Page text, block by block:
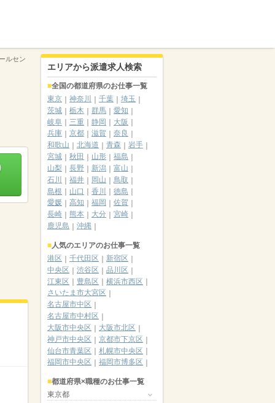
ルセン
エリアから派遣求人検索
全国の都道府県のお仕事一覧
東京
神奈川 千葉
埼玉
茨城
栃木 群馬
愛知
岐阜
三重 静岡
大阪
兵庫
京都 滋賀
奈良
和歌山
北海道 青森
岩手
宮城
秋田 山形
福島
山梨
長野 新潟
富山
石川
福井 岡山
鳥取
島根
山口 香川
徳島
愛媛
高知 福岡
佐賀
長崎
熊本 大分
宮崎
鹿児島
沖縄
人気のエリアのお仕事一覧
港区
千代田区
新宿区
中央区
渋谷区
品川区
江東区
豊島区
横浜市西区
さいたま市大宮区
名古屋市中区
名古屋市中村区
大阪市中央区
大阪市北区
神戸市中央区
京都市下京区
仙台市青葉区
札幌市中央区
福岡市中央区
福岡市博多区
都道府県×職種のお仕事一覧
東京都